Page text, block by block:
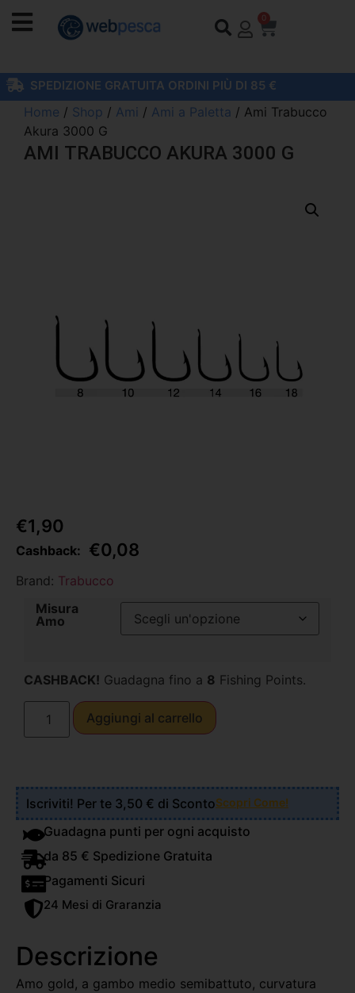
0
SPEDIZIONE GRATUITA ORDINI PIÙ DI 85 €
Home / Shop / Ami / Ami a Paletta / Ami Trabucco
Akura 3000 G
AMI TRABUCCO AKURA 3000 G
€1,90
Cashback: €0,08
Brand: Trabucco
Misura
Amo
CASHBACK! Guadagna fino a 8 Fishing Points.
Aggiungi al carrello
Iscriviti! Per te 3,50 € di ScontoScopri Come!
Guadagna punti per ogni acquisto
da 85 € Spedizione Gratuita
Pagamenti Sicuri
24 Mesi di Graranzia
Descrizione
Amo gold, a gambo medio semibattuto, curvatura